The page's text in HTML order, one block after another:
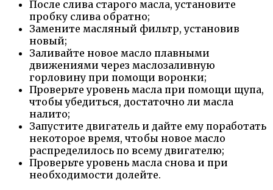
После слива старого масла, установите
пробку слива обратно;
Замените масляный фильтр, установив
новый;
Заливайте новое масло плавными
движениями через маслозаливную
горловину при помощи воронки;
Проверьте уровень масла при помощи щупа,
чтобы убедиться, достаточно ли масла
налито;
Запустите двигатель и дайте ему поработать
некоторое время, чтобы новое масло
распределилось по всему двигателю;
Проверьте уровень масла снова и при
необходимости долейте.